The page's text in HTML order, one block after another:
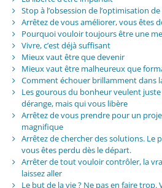
Stop à l’obsession de l’optimisation
Arrêtez de vous améliorer, vous êtes
Pourquoi vouloir toujours être une
Vivre, c’est déjà suffisant
Mieux vaut être que devenir
Mieux vaut être malheureux que
Comment échouer brillamment dans
Les gourous du bonheur veulent
dérange, mais qui vous libère
Arrêtez de vous prendre pour un
magnifique
Arrêtez de chercher des solutions. Le
vous êtes perdu dès le départ.
Arrêter de tout vouloir contrôler, la
laissez aller
Le but de la vie ? Ne pas en faire